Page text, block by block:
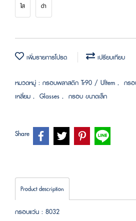
ใส ดำ
เพิ่มรายการโปรด เปรียบเทียบ
หมวดหมู่ : กรอบพลาสติก Tr90 / Ultem , กร
เหลี่ยม , Glasses , กรอบ ขนาดเล็ก
Share
Product description
กรอบแว่น : 8032